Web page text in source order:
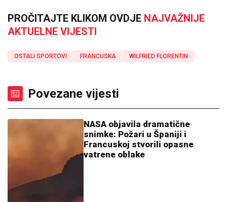
PROČITAJTE KLIKOM OVDJE NAJVAŽNIJE
AKTUELNE VIJESTI
OSTALI SPORTOVI FRANCUSKA WILFRIED FLORENTIN
Povezane vijesti
NASA objavila dramatične
snimke: Požari u Španiji i
Francuskoj stvorili opasne
vatrene oblake